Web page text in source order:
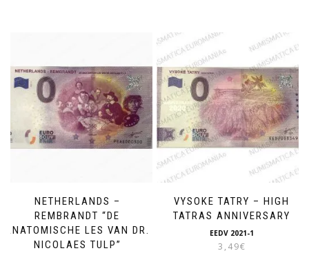
NETHERLANDS –
REMBRANDT “DE
ANATOMISCHE LES VAN DR.
NICOLAES TULP”
VYSOKE TATRY – HIGH
TATRAS ANNIVERSARY
EEDV 2021-1
3,49€